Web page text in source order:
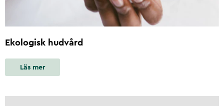
Ekologisk hudvård
Läs mer